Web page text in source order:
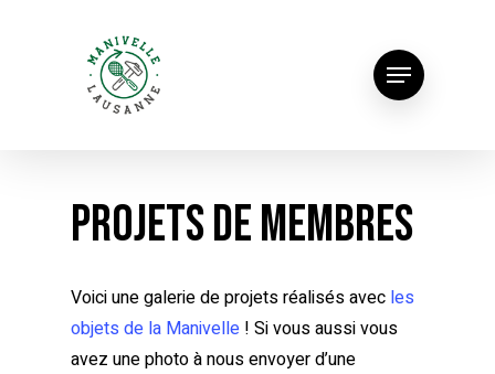
Projets de membres
Voici une galerie de projets réalisés avec les
objets de la Manivelle ! Si vous aussi vous
avez une photo à nous envoyer d’une